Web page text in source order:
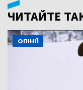
ЧИТАЙТЕ
ОПІНІЇ